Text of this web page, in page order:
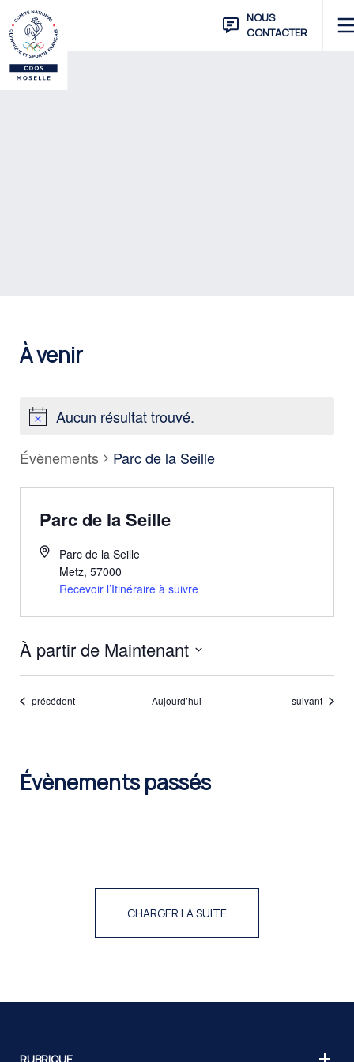
NOUS
CONTACTER
À venir
Aucun résultat trouvé.
Évènements Parc de la Seille
Parc de la Seille
Parc de la Seille
Metz, 57000
Recevoir l’Itinéraire à suivre
À partir de Maintenant
Sélectionnez
date.
Évènements
précédent Aujourd’hui Évènements
suivant
Évènements passés
CHARGER LA SUITE
RUBRIQUE